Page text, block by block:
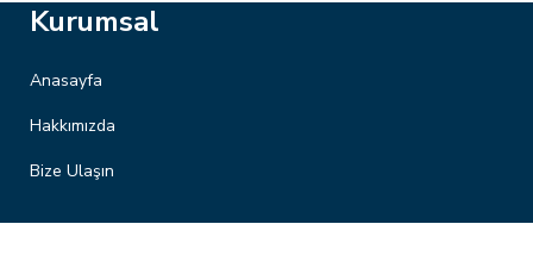
Kurumsal
Anasayfa
Hakkımızda
Bize Ulaşın